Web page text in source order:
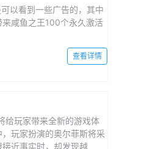
以看到一些广告的，其中
咸鱼之王100个永久激活
查看详情
给玩家带来全新的游戏体
玩家扮演的奥尔菲斯将采
近事实时，却发现越